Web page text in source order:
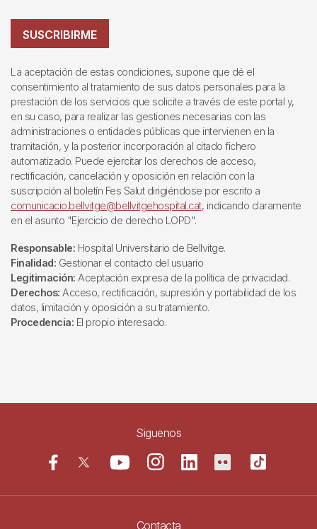
SUSCRIBIRME
La aceptación de estas condiciones, supone que dé el
consentimiento al tratamiento de sus datos personales para la
prestación de los servicios que solicite a través de este portal y,
en su caso, para realizar las gestiones necesarias con las
administraciones o entidades públicas que intervienen en la
tramitación, y la posterior incorporación al citado fichero
automatizado. Puede ejercitar los derechos de acceso,
rectificación, cancelación y oposición en relación con la
suscripción al boletín Fes Salut dirigiéndose por escrito a
comunicacio.bellvitge@bellvitgehospital.cat, indicando claramente
en el asunto "Ejercicio de derecho LOPD".
Responsable: Hospital Universitario de Bellvitge.
Finalidad: Gestionar el contacto del usuario
Legitimación: Aceptación expresa de la política de privacidad.
Derechos: Acceso, rectificación, supresión y portabilidad de los
datos, limitación y oposición a su tratamiento.
Procedencia: El propio interesado.
Siguenos
Contacta